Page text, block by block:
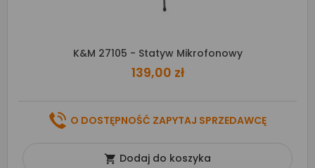
K&M 27105 - Statyw Mikrofonowy
139,00 zł
O DOSTĘPNOŚĆ ZAPYTAJ SPRZEDAWCĘ
 Dodaj do koszyka